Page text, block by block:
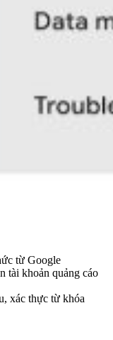
từ Google
tài khoản quảng cáo
xác thực từ khóa